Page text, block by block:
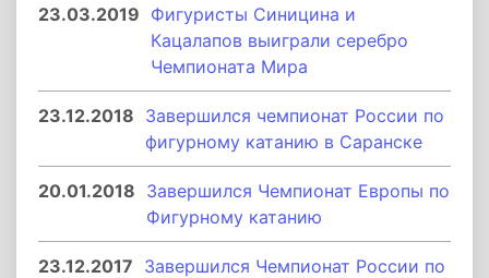
23.03.2019 Фигуристы Синицина и
Кацалапов выиграли серебро
Чемпионата Мира
23.12.2018 Завершился чемпионат России по
фигурному катанию в Саранске
20.01.2018 Завершился Чемпионат Европы по
Фигурному катанию
23.12.2017 Завершился Чемпионат России по